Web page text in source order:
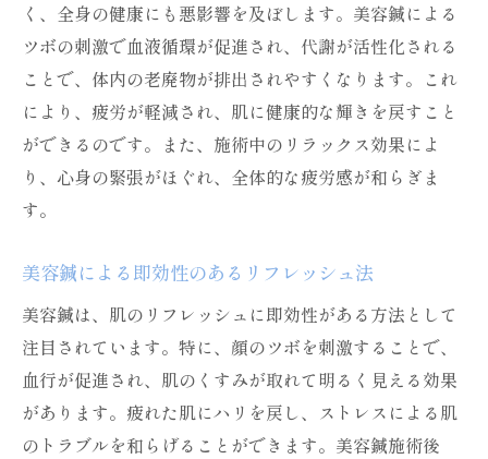
く、全身の健康にも悪影響を及ぼします。美容鍼による
ツボの刺激で血液循環が促進され、代謝が活性化される
ことで、体内の老廃物が排出されやすくなります。これ
により、疲労が軽減され、肌に健康的な輝きを戻すこと
ができるのです。また、施術中のリラックス効果によ
り、心身の緊張がほぐれ、全体的な疲労感が和らぎま
す。
美容鍼による即効性のあるリフレッシュ法
美容鍼は、肌のリフレッシュに即効性がある方法として
注目されています。特に、顔のツボを刺激することで、
血行が促進され、肌のくすみが取れて明るく見える効果
があります。疲れた肌にハリを戻し、ストレスによる肌
のトラブルを和らげることができます。美容鍼施術後